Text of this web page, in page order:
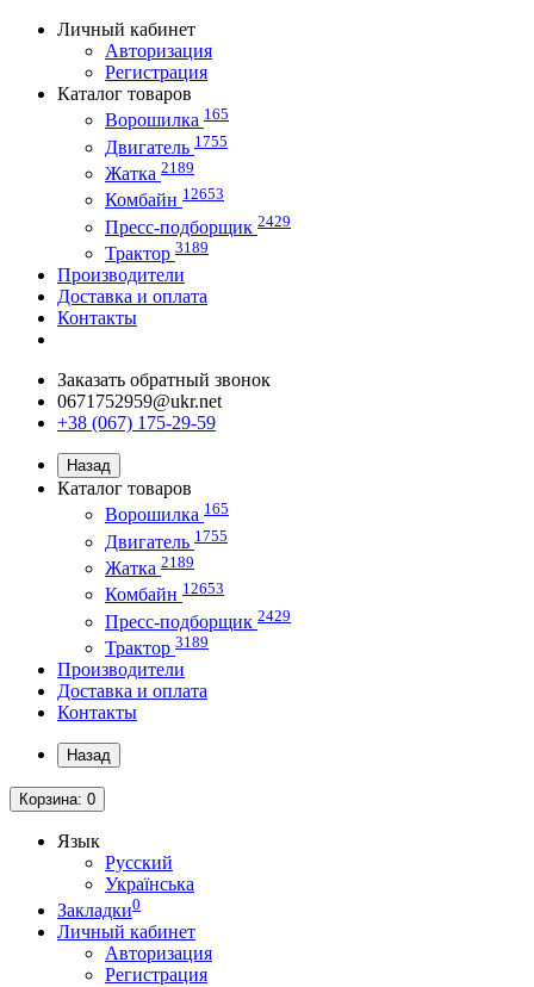
Личный кабинет
Авторизация
Регистрация
Каталог товаров
Ворошилка 165
Двигатель 1755
Жатка 2189
Комбайн 12653
Пресс-подборщик 2429
Трактор 3189
Производители
Доставка и оплата
Контакты
Заказать обратный звонок
0671752959@ukr.net
+38 (067) 175-29-59
Назад
Каталог товаров
Ворошилка 165
Двигатель 1755
Жатка 2189
Комбайн 12653
Пресс-подборщик 2429
Трактор 3189
Производители
Доставка и оплата
Контакты
Назад
Корзина: 0
Язык
Русский
Українська
Закладки0
Личный кабинет
Авторизация
Регистрация